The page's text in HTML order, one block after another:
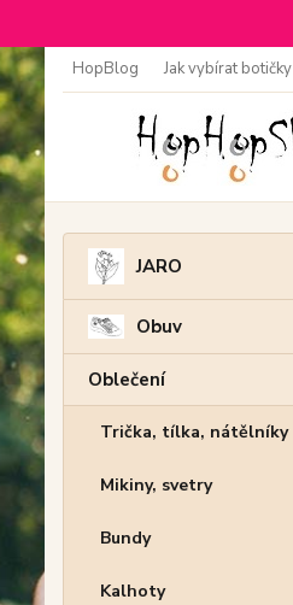
HopBlog Jak vybírat botičky
JARO
Obuv
Oblečení
Trička, tílka, nátělníky
Mikiny, svetry
Bundy
Kalhoty